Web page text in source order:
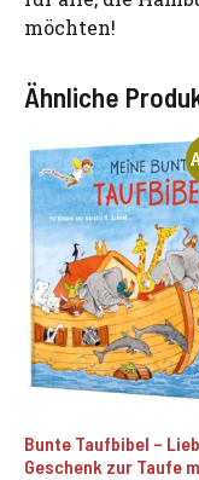
möchten!
Ähnliche
Bunte Taufbibel –
Geschenk zur Taufe